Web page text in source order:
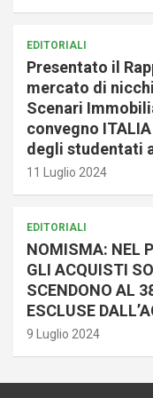
EDITORIALI
Presentato il
mercato di
Scenari
convegno
degli studentati
11 Luglio 2024
EDITORIALI
NOMISMA: NEL
GLI ACQUISTI
SCENDONO AL
ESCLUSE
9 Luglio 2024